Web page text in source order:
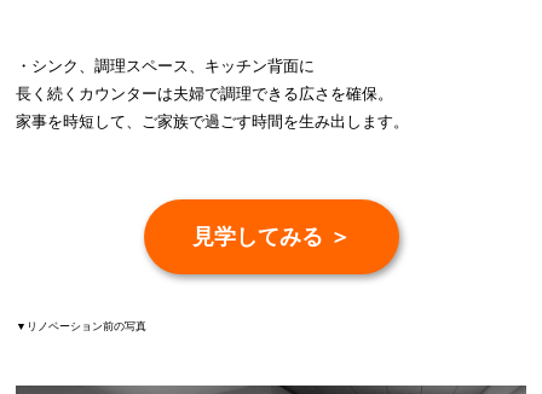
・シンク、調理スペース、キッチン背面に
長く続くカウンターは夫婦で調理できる広さを確保。
家事を時短して、ご家族で過ごす時間を生み出します。
見学してみる ＞
▼リノベーション前の写真